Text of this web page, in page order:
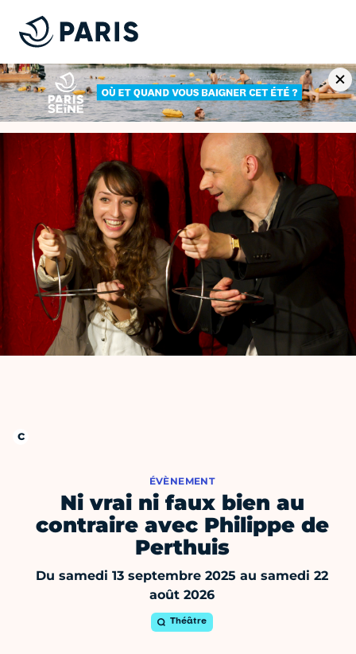
ÉVÈNEMENT
Ni vrai ni faux bien au
contraire avec Philippe de
Perthuis
Du samedi 13 septembre 2025 au samedi 22
août 2026
Théâtre